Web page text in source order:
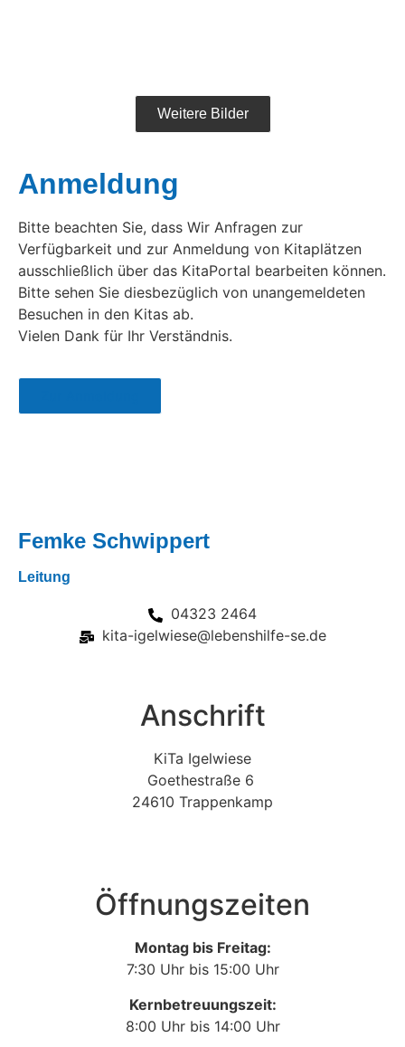
Femke Schwippert
Leitung
04323 2464
kita-igelwiese@lebenshilfe-se.de
Anschrift
KiTa Igelwiese
Goethestraße 6
24610 Trappenkamp
Öffnungszeiten
Montag bis Freitag:
7:30 Uhr bis 15:00 Uhr
Kernbetreuungszeit:
8:00 Uhr bis 14:00 Uhr
Weitere Bilder
Anmeldung
Bitte beachten Sie, dass Wir Anfragen zur
Verfügbarkeit und zur Anmeldung von Kitaplätzen
ausschließlich über das KitaPortal bearbeiten können.
Bitte sehen Sie diesbezüglich von unangemeldeten
Besuchen in den Kitas ab.
Vielen Dank für Ihr Verständnis.